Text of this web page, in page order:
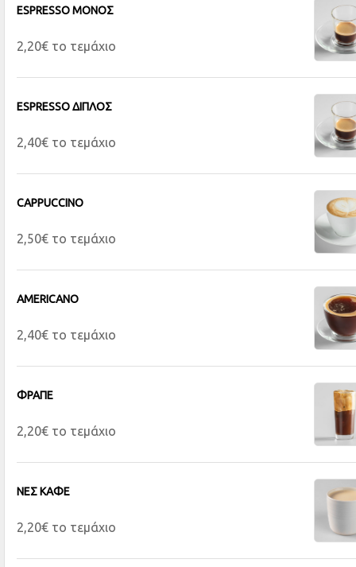
ESPRESSO MONOΣ
2,20€ το τεμάχιο
ESPRESSO ΔΙΠΛΟΣ
2,40€ το τεμάχιο
CAPPUCCINO
2,50€ το τεμάχιο
AMERICANO
2,40€ το τεμάχιο
ΦΡΑΠΕ
2,20€ το τεμάχιο
ΝΕΣ ΚΑΦΕ
2,20€ το τεμάχιο